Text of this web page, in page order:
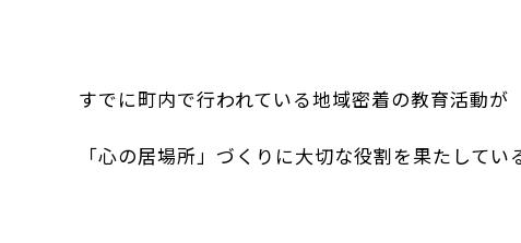
すでに町内で行われている地域密着の教育活動が
「心の居場所」づくりに大切な役割を果たしてい